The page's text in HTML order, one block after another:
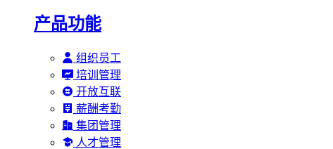
产品功能
组织员工
培训管理
开放互联
薪酬考勤
集团管理
人才管理